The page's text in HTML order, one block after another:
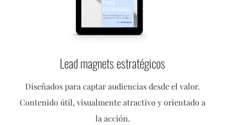
Lead magnets estratégicos
Diseñados para captar audiencias desde el valor.
Contenido útil, visualmente atractivo y orientado a
la acción.